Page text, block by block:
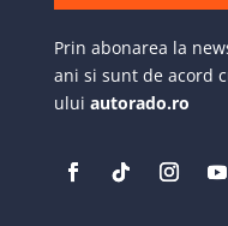
Prin abonarea la
ani si sunt de acord
ului autorado.ro